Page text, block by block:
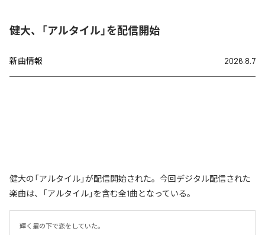
健大、「アルタイル」を配信開始
新曲情報 2026.8.7
健大の「アルタイル」が配信開始された。今回デジタル配信された
楽曲は、「アルタイル」を含む全1曲となっている。
輝く星の下で恋をしていた。